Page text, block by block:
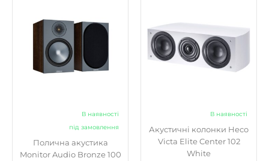
В наявності
під замовлення
Полична акустика
Monitor Audio Bronze 100
В наявності
Акустичні колонки Heco
Victa Elite Center 102
White